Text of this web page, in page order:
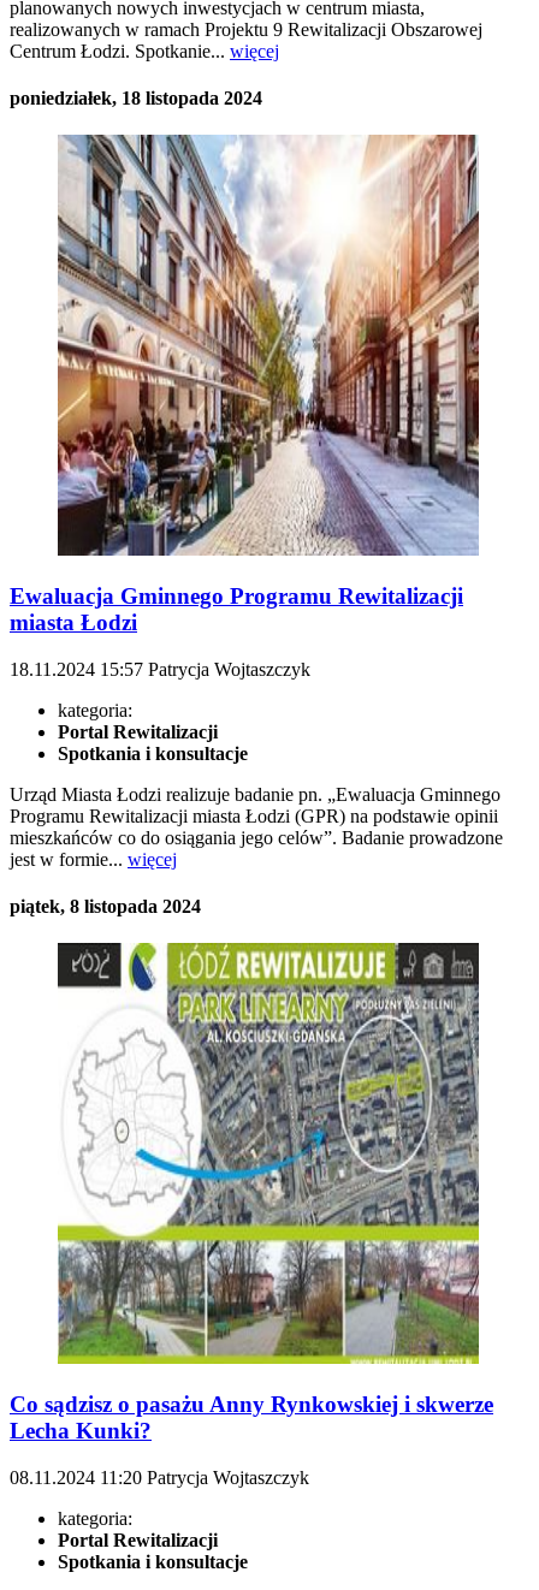
planowanych nowych inwestycjach w centrum miasta,
realizowanych w ramach Projektu 9 Rewitalizacji Obszarowej
Centrum Łodzi. Spotkanie... więcej
poniedziałek, 18 listopada 2024
Ewaluacja Gminnego Programu Rewitalizacji
miasta Łodzi
18.11.2024 15:57 Patrycja Wojtaszczyk
kategoria:
Portal Rewitalizacji
Spotkania i konsultacje
Urząd Miasta Łodzi realizuje badanie pn. „Ewaluacja Gminnego
Programu Rewitalizacji miasta Łodzi (GPR) na podstawie opinii
mieszkańców co do osiągania jego celów”. Badanie prowadzone
jest w formie... więcej
piątek, 8 listopada 2024
Co sądzisz o pasażu Anny Rynkowskiej i skwerze
Lecha Kunki?
08.11.2024 11:20 Patrycja Wojtaszczyk
kategoria:
Portal Rewitalizacji
Spotkania i konsultacje